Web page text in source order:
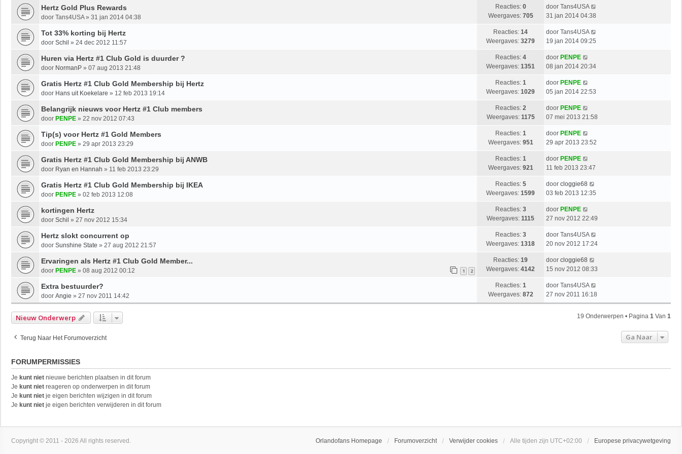
Hertz Gold Plus Rewards
door Tans4USA» 31 jan 2014 04:38
Reacties: 0
Weergaves: 705
door Tans4USA
31 jan 2014 04:38
Tot 33% korting bij Hertz
door Schil » 24 dec 2012 11:57
Reacties: 14
Weergaves: 3279
door Tans4USA
19 jan 2014 09:25
Huren via Hertz #1 Club Gold is duurder ?
door NormanP » 07 aug 2013 21:48
Reacties: 4
Weergaves: 1351
door PENPE
08 jan 2014 20:34
Gratis Hertz #1 Club Gold Membership bij Hertz
door Hans uit Koekelare » 12 feb 2013 19:14
Reacties: 1
Weergaves: 1029
door PENPE
05 jan 2014 22:53
Belangrijk nieuws voor Hertz #1 Club members
door PENPE » 22 nov 2012 07:43
Reacties: 2
Weergaves: 1175
door PENPE
07 mei 2013 21:58
Tip(s) voor Hertz #1 Gold Members
door PENPE » 29 apr 2013 23:29
Reacties: 1
Weergaves: 951
door PENPE
29 apr 2013 23:52
Gratis Hertz #1 Club Gold Membership bij ANWB
door Ryan en Hannah » 11 feb 2013 23:29
Reacties: 1
Weergaves: 921
door PENPE
11 feb 2013 23:47
Gratis Hertz #1 Club Gold Membership bij IKEA
door PENPE » 02 feb 2013 12:08
Reacties: 5
Weergaves: 1599
door cloggie68
03 feb 2013 12:35
kortingen Hertz
door Schil » 27 nov 2012 15:34
Reacties: 3
Weergaves: 1115
door PENPE
27 nov 2012 22:49
Hertz slokt concurrent op
door Sunshine State » 27 aug 2012 21:57
Reacties: 3
Weergaves: 1318
door Tans4USA
20 nov 2012 17:24
Ervaringen als Hertz #1 Club Gold Member...
door PENPE » 08 aug 2012 00:12 1 2
Reacties: 19
Weergaves: 4142
door cloggie68
15 nov 2012 08:33
Extra bestuurder?
door Angie » 27 nov 2011 14:42
Reacties: 1
Weergaves: 872
door Tans4USA
27 nov 2011 16:18
Nieuw Onderwerp 19 Onderwerpen • Pagina 1 Van 1
Terug Naar Het Forumoverzicht Ga Naar
FORUMPERMISSIES
Je kunt niet nieuwe berichten plaatsen in dit forum
Je kunt niet reageren op onderwerpen in dit forum
Je kunt niet je eigen berichten wijzigen in dit forum
Je kunt niet je eigen berichten verwijderen in dit forum
Orlandofans Homepage Forumoverzicht Verwijder cookies Alle tijden zijn UTC+02:00 Europese privacywetgeving
Copyright © 2011 - 2026 All rights reserved.